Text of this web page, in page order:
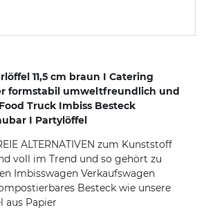
11,5 cm braun I Catering
formstabil umweltfreundlich und
Truck Imbiss Besteck
I Partylöffel
ALTERNATIVEN zum Kunststoff
voll im Trend und so gehört zu
Imbisswagen Verkaufswagen
Besteck wie unsere
aus Papier